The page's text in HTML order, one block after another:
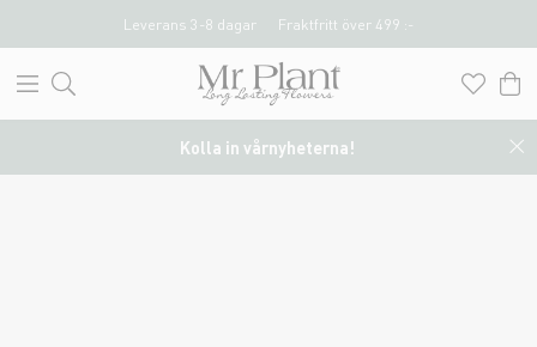
Leverans 3-8 dagar Fraktfritt över 499 :-
Kolla in vårnyheterna!